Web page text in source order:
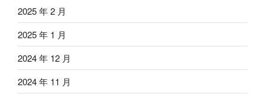
2025 年 2 月
2025 年 1 月
2024 年 12 月
2024 年 11 月